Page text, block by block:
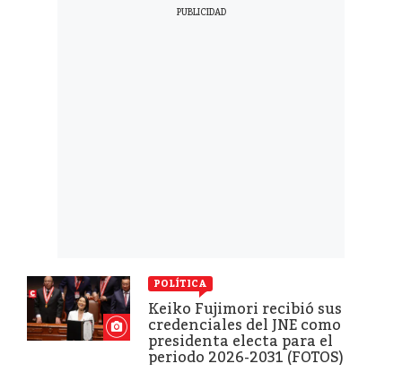
POLÍTICA
Keiko Fujimori recibió sus
credenciales del JNE como
presidenta electa para el
periodo 2026-2031 (FOTOS)